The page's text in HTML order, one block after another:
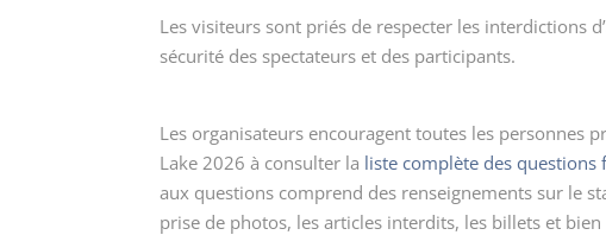
Les visiteurs sont priés de respecter les interdictions
sécurité des spectateurs et des participants.
Les organisateurs encouragent toutes les personnes
Lake 2026 à consulter la liste complète des questions
aux questions comprend des renseignements sur le
prise de photos, les articles interdits, les billets et bien